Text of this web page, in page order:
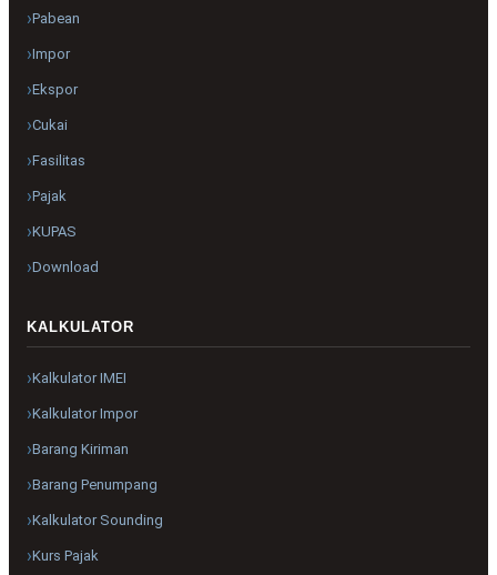
Pabean
Impor
Ekspor
Cukai
Fasilitas
Pajak
KUPAS
Download
KALKULATOR
Kalkulator IMEI
Kalkulator Impor
Barang Kiriman
Barang Penumpang
Kalkulator Sounding
Kurs Pajak